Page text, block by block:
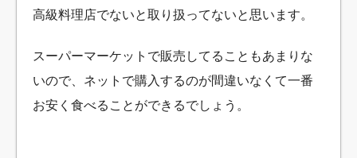
高級料理店でないと取り扱ってないと思います。
スーパーマーケットで販売してることもあまりな
いので、ネットで購入するのが間違いなくて一番
お安く食べることができるでしょう。